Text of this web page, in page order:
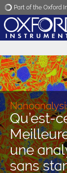
Part of the Oxford
Qu’est-
une
sans